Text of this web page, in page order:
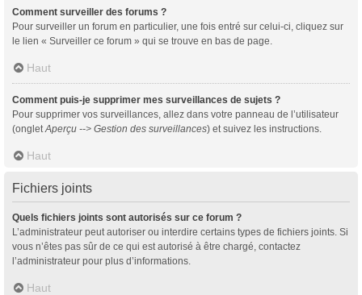
Comment surveiller des forums ?
Pour surveiller un forum en particulier, une fois entré sur celui-ci, cliquez sur
le lien « Surveiller ce forum » qui se trouve en bas de page.
Haut
Comment puis-je supprimer mes surveillances de sujets ?
Pour supprimer vos surveillances, allez dans votre panneau de l’utilisateur
(ongletAperçu --> Gestion des surveillances) et suivez les instructions.
Haut
Fichiers joints
Quels fichiers joints sont autorisés sur ce forum ?
L’administrateur peut autoriser ou interdire certains types de fichiers joints. Si
vous n’êtes pas sûr de ce qui est autorisé à être chargé, contactez
l’administrateur pour plus d’informations.
Haut